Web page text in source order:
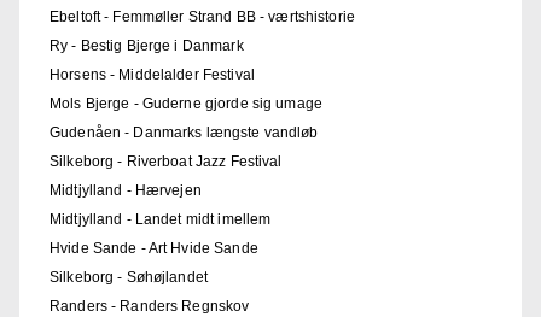
Ebeltoft - Femmøller Strand BB - værtshistorie
Ry - Bestig Bjerge i Danmark
Horsens - Middelalder Festival
Mols Bjerge - Guderne gjorde sig umage
Gudenåen - Danmarks længste vandløb
Silkeborg - Riverboat Jazz Festival
Midtjylland - Hærvejen
Midtjylland - Landet midt imellem
Hvide Sande - Art Hvide Sande
Silkeborg - Søhøjlandet
Randers - Randers Regnskov